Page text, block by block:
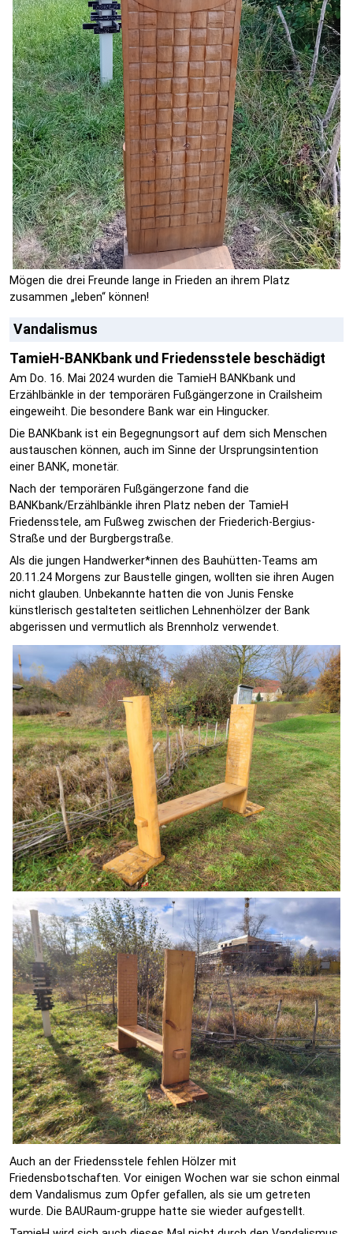
Mögen die drei Freunde lange in Frieden an ihrem Platz
zusammen „leben“ können!
Vandalismus
TamieH-BANKbank und Friedensstele beschädigt
Am Do. 16. Mai 2024 wurden die TamieH BANKbank und
Erzählbänkle in der temporären Fußgängerzone in Crailsheim
eingeweiht. Die besondere Bank war ein Hingucker.
Die BANKbank ist ein Begegnungsort auf dem sich Menschen
austauschen können, auch im Sinne der Ursprungsintention
einer BANK, monetär.
Nach der temporären Fußgängerzone fand die
BANKbank/Erzählbänkle ihren Platz neben der TamieH
Friedensstele, am Fußweg zwischen der Friederich-Bergius-
Straße und der Burgbergstraße.
Als die jungen Handwerker*innen des Bauhütten-Teams am
20.11.24 Morgens zur Baustelle gingen, wollten sie ihren Augen
nicht glauben. Unbekannte hatten die von Junis Fenske
künstlerisch gestalteten seitlichen Lehnenhölzer der Bank
abgerissen und vermutlich als Brennholz verwendet.
Auch an der Friedensstele fehlen Hölzer mit
Friedensbotschaften. Vor einigen Wochen war sie schon einmal
dem Vandalismus zum Opfer gefallen, als sie um getreten
wurde. Die BAURaum-gruppe hatte sie wieder aufgestellt.